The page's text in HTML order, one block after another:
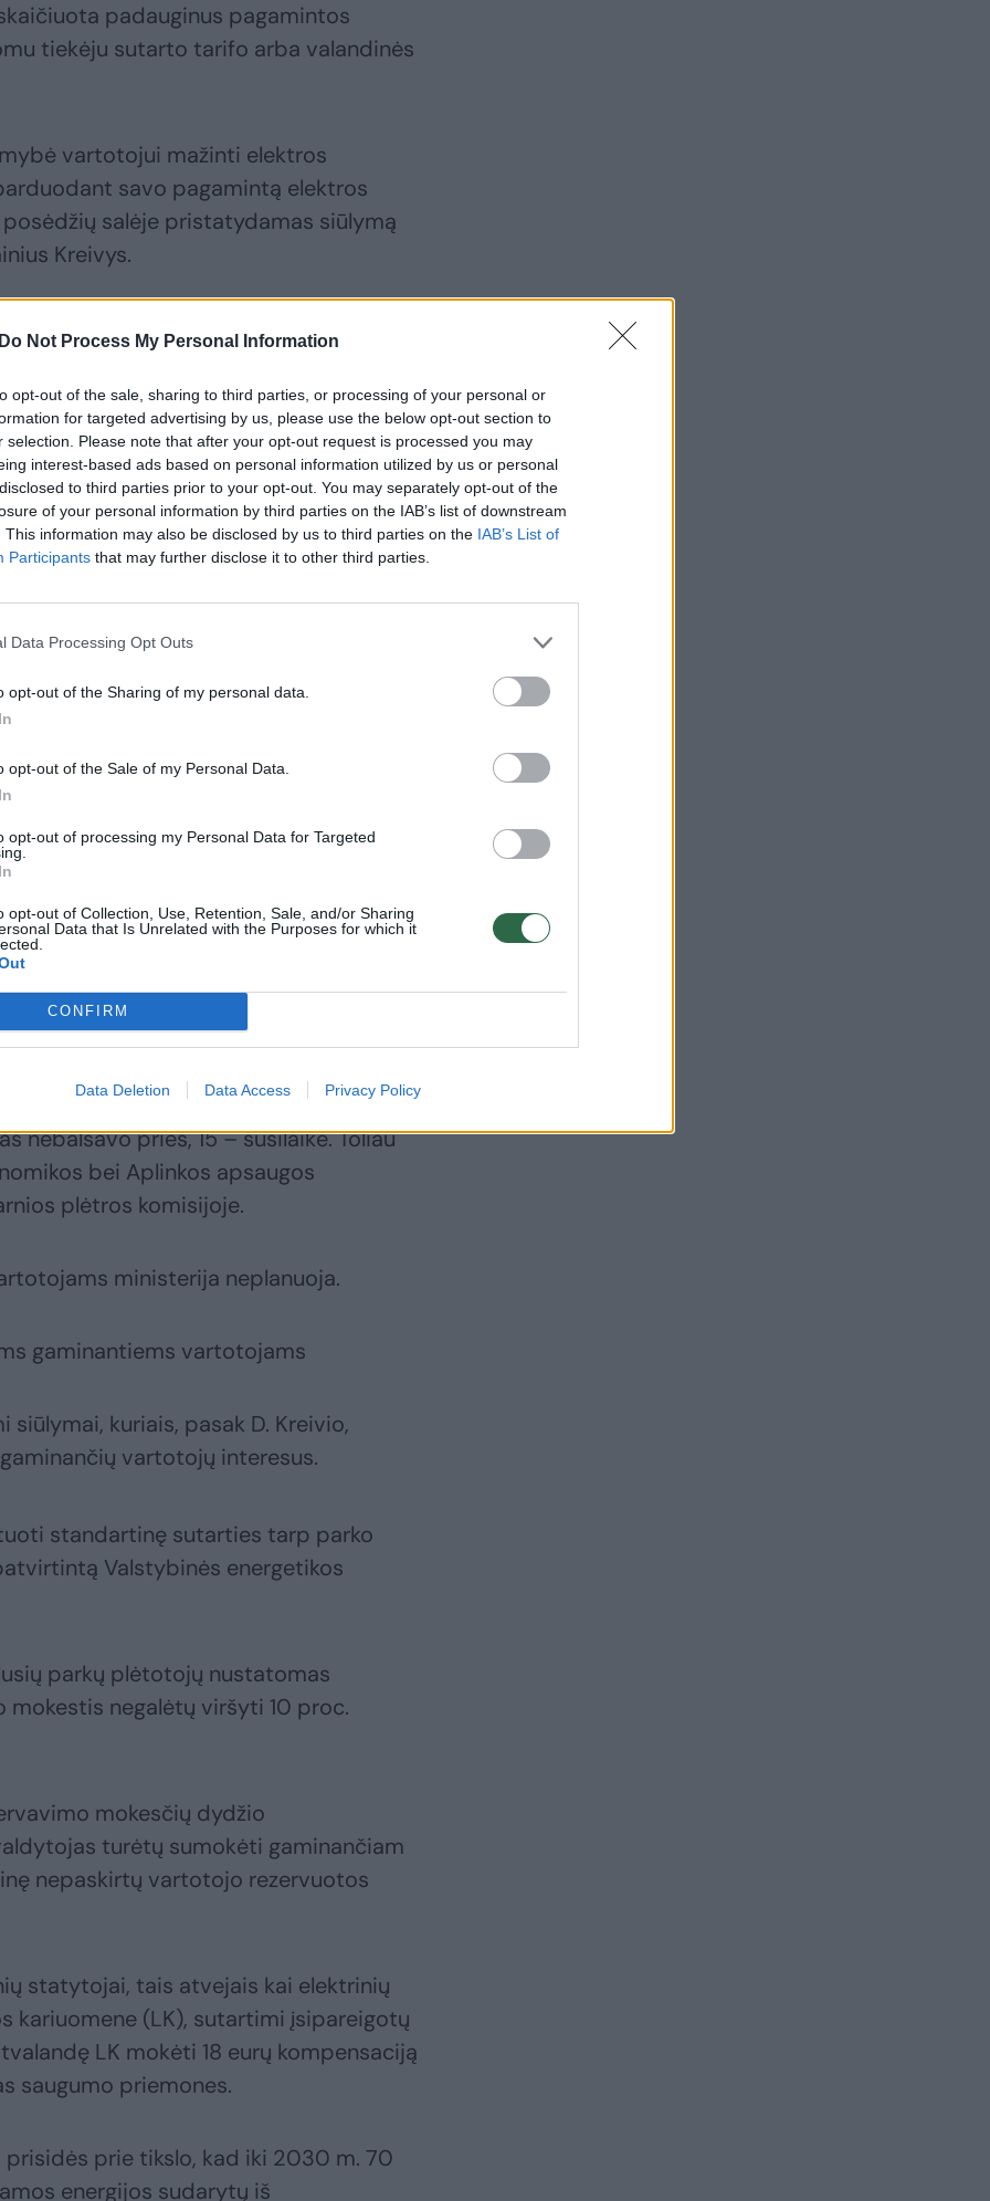
Do Not Process My Personal Information
opt-out of the sale, sharing to third parties, or processing of your personal or
for targeted advertising by us, please use the below opt-out section to
selection. Please note that after your opt-out request is processed you may
interest-based ads based on personal information utilized by us or personal
to third parties prior to your opt-out. You may separately opt-out of the
of your personal information by third parties on the IAB’s list of downstream
This information may also be disclosed by us to third parties on the IAB’s List of
Participants that may further disclose it to other third parties.
Data Processing Opt Outs
opt-out of the Sharing of my personal data.
opt-out of the Sale of my Personal Data.
opt-out of processing my Personal Data for Targeted
opt-out of Collection, Use, Retention, Sale, and/or Sharing
Data that Is Unrelated with the Purposes for which it
CONFIRM
Data Deletion Data Access Privacy Policy
padauginus pagamintos
tiekėju sutarto tarifo arba valandinės
vartotojui mažinti elektros
savo pagamintą elektros
salėje pristatydamas siūlymą
Kreivys.
kokias
matyti
keli
Lietuvoje į tinklą tiekiama perteklinė
ir pasaugoma, sumokant tik už
nebuitiniams gaminantiems
bendrijas.
Atsinaujinančių išteklių energetikos ir
paketui po pateikimo balsavime
nebalsavo prieš, 15 – susilaikė. Toliau
bei Aplinkos apsaugos
plėtros komisijoje.
ministerija neplanuoja.
gaminantiems vartotojams
kuriais, pasak D. Kreivio,
vartotojų interesus.
standartinę sutarties tarp parko
Valstybinės energetikos
parkų plėtotojų nustatomas
negalėtų viršyti 10 proc.
mokesčių dydžio
turėtų sumokėti gaminančiam
nepaskirtų vartotojo rezervuotos
statytojai, tais atvejais kai elektrinių
kariuomene (LK), sutartimi įsipareigotų
LK mokėti 18 eurų kompensaciją
saugumo priemones.
prisidės prie tikslo, kad iki 2030 m. 70
energijos sudarytų iš